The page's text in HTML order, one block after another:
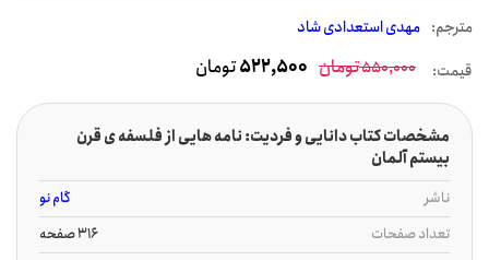
مترجم: مهدی استعدادی شاد
قیمت: 550,000تومان 522,500تومان
مشخصات کتاب دانایی و فردیت: نامه هایی از فلسفه ی قرن
بیستم آلمان
ناشر
گام نو
تعداد صفحات
316 صفحه